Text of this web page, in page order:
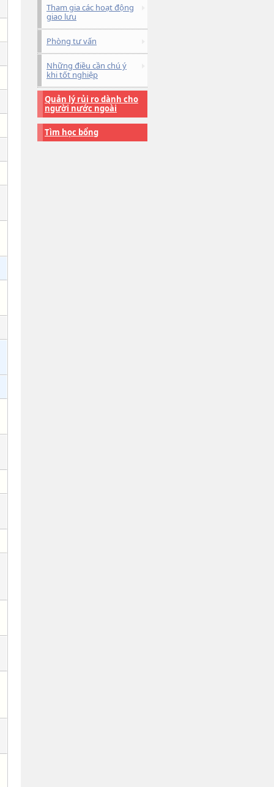
Tham gia các hoạt động
giao lưu
Phòng tư vấn
Những điều cần chú ý
khi tốt nghiệp
Quản lý rủi ro dành cho
người nước ngoài
Tìm học bổng